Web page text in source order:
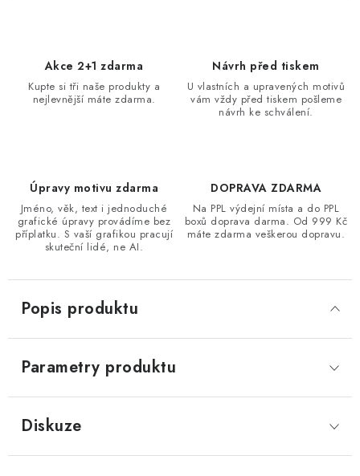
Akce 2+1 zdarma
Kupte si tři naše produkty a
nejlevnější máte zdarma.
Návrh před tiskem
U vlastních a upravených motivů
vám vždy před tiskem pošleme
návrh ke schválení.
Úpravy motivu zdarma
Jméno, věk, text i jednoduché
grafické úpravy provádíme bez
příplatku. S vaší grafikou pracují
skuteční lidé, ne AI.
DOPRAVA ZDARMA
Na PPL výdejní místa a do PPL
boxů doprava darma. Od 999 Kč
máte zdarma veškerou dopravu.
Popis produktu
Parametry produktu
Diskuze